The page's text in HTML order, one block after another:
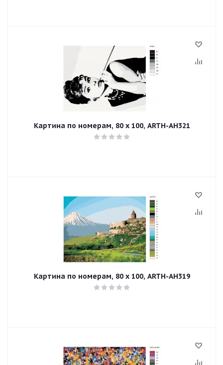
Картина по номерам, 80 x 100, ARTH-AH321
Картина по номерам, 80 x 100, ARTH-AH319